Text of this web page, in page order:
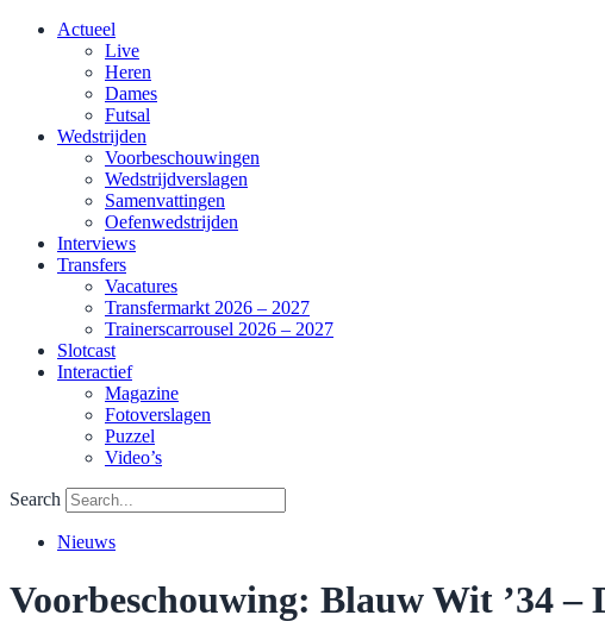
Actueel
Live
Heren
Dames
Futsal
Wedstrijden
Voorbeschouwingen
Wedstrijdverslagen
Samenvattingen
Oefenwedstrijden
Interviews
Transfers
Vacatures
Transfermarkt 2026 – 2027
Trainerscarrousel 2026 – 2027
Slotcast
Interactief
Magazine
Fotoverslagen
Puzzel
Video’s
Search
Nieuws
Voorbeschouwing: Blauw Wit ’34 –